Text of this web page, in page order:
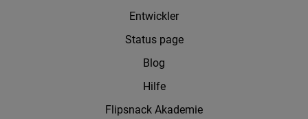
Entwickler
Status page
Blog
Hilfe
Flipsnack Akademie